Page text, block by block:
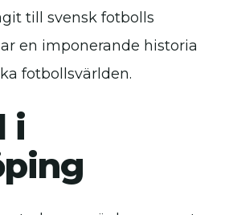
till svensk fotbolls
en imponerande historia
fotbollsvärlden.
i